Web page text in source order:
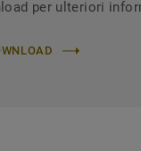
per ulteriori